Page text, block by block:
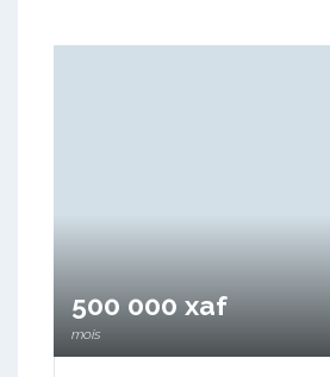
500 000 xaf
mois